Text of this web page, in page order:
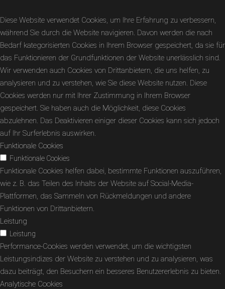
Diese Website verwendet Cookies, um Ihre Erfahrung zu verbessern,
während Sie durch die Website navigieren. Davon werden die nach
Bedarf kategorisierten Cookies in Ihrem Browser gespeichert, da sie für
das Funktionieren der Grundfunktionen der Website unerlässlich sind.
Wir verwenden auch Cookies von Drittanbietern, die uns helfen, zu
analysieren und zu verstehen, wie Sie diese Website nutzen. Diese
Cookies werden nur mit Ihrer Zustimmung in Ihrem Browser
gespeichert. Sie haben auch die Möglichkeit, diese Cookies
abzulehnen. Das Deaktivieren einiger dieser Cookies kann sich jedoch
auf Ihr Surferlebnis auswirken.
Funktionale Cookies
Funktionale Cookies
Funktionale Cookies helfen dabei, bestimmte Funktionen auszuführen,
wie z. B. das Teilen des Inhalts der Website auf Social-Media-
Plattformen, das Sammeln von Rückmeldungen und andere
Funktionen von Drittanbietern.
Leistung
Leistung
Performance-Cookies werden verwendet, um die wichtigsten
Leistungsindizes der Website zu verstehen und zu analysieren, was
dazu beiträgt, den Besuchern ein besseres Benutzererlebnis zu bieten.
Analytische Cookies